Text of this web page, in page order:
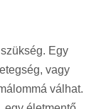
Egy
vagy
válhat.